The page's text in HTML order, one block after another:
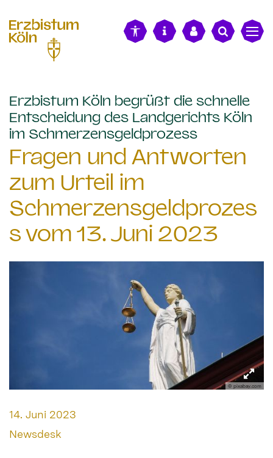
Erzbistum Köln begrüßt die schnelle
Entscheidung des Landgerichts Köln
im Schmerzensgeldprozess:
Fragen und Antworten
zum Urteil im
Schmerzensgeldprozes
s vom 13. Juni 2023
© pixabay.com
Datum:
14. Juni 2023
Von:
Newsdesk